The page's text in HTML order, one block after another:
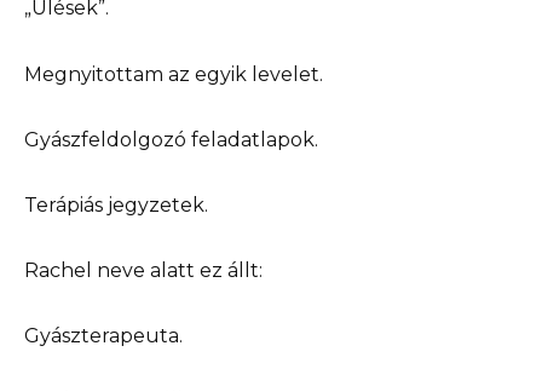
„Ülések”.
Megnyitottam az egyik levelet.
Gyászfeldolgozó feladatlapok.
Terápiás jegyzetek.
Rachel neve alatt ez állt:
Gyászterapeuta.